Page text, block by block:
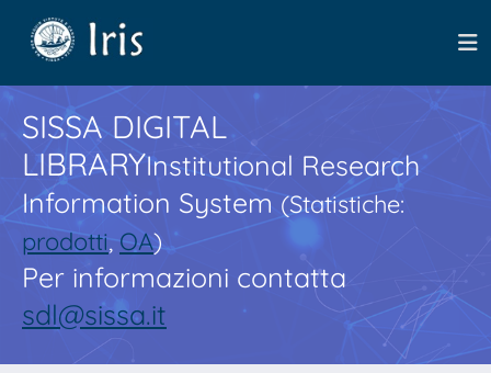
SISSA DIGITAL
LIBRARYInstitutional Research
Information System(Statistiche:
prodotti,OA)
Per informazioni contatta
sdl@sissa.it